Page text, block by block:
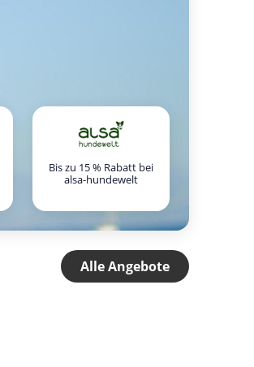
Bis zu 15 % Rabatt bei
alsa-hundewelt
Alle Angebote